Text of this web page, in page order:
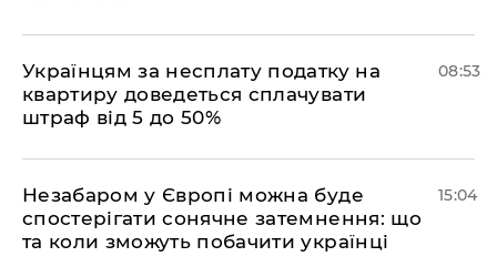
Українцям за несплату податку на
квартиру доведеться сплачувати
штраф від 5 до 50%
08:53
​Незабаром у Європі можна буде
спостерігати сонячне затемнення: що
та коли зможуть побачити українці
15:04